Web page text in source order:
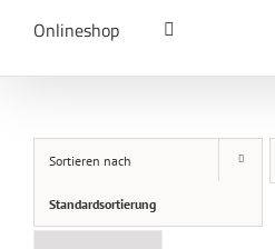
Onlineshop
Sortieren nach
Standardsortierung